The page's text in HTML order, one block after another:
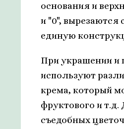
основания и
и "0",
единую
При украшении и
используют
крема, который
фруктового и
съедобных